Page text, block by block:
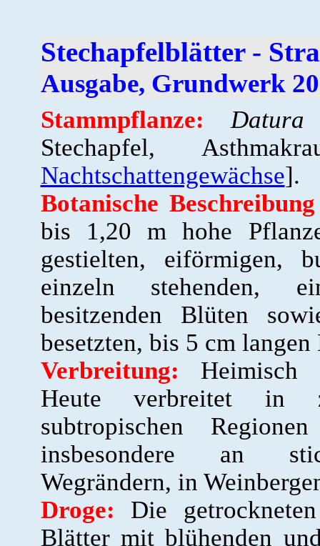
Stechapfelblätter -
Ausgabe, Grundwerk
Stammpflanze:
Stechapfel,
Nachtschattengewächse].
Botanische
bis 1,20 m hohe
gestielten, eiförmigen,
einzeln stehenden,
besitzenden Blüten
besetzten, bis 5 cm
Verbreitung: Heimisch
Heute verbreitet in
subtropischen
insbesondere an
Wegrändern, in
Droge: Die
Blätter mit blühenden